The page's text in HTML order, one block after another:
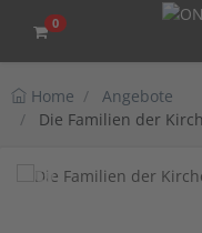
0
Home
Angebote
Die Familien der